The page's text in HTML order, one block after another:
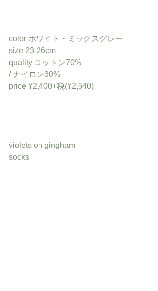
color ホワイト・ミックスグレー
size 23-26cm
quality コットン70%
/ ナイロン30%
price ¥2,400+税(¥2,640)
violets on gingham
socks